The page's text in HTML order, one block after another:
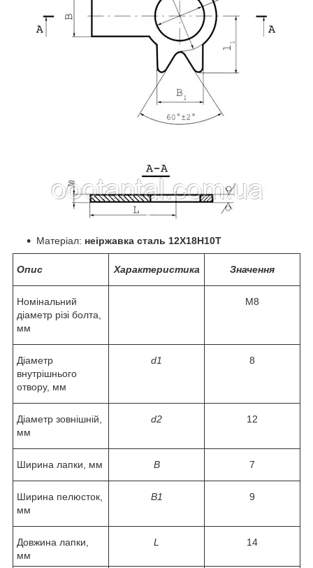
Матеріал: неіржавка сталь 12Х18Н10Т
Опис Характеристика Значення
Номінальний
діаметр різі болта,
мм
М8
Діаметр
внутрішнього
отвору, мм
d1 8
Діаметр зовнішній,
мм
d2 12
Ширина лапки, мм B 7
Ширина пелюсток,
мм
B1 9
Довжина лапки,
мм
L 14